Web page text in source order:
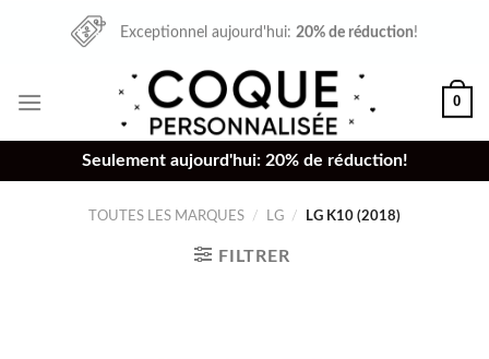
Exceptionnel aujourd'hui: 20% de réduction!
0
Seulement aujourd'hui: 20% de réduction!
TOUTES LES MARQUES / LG / LG K10 (2018)
FILTRER